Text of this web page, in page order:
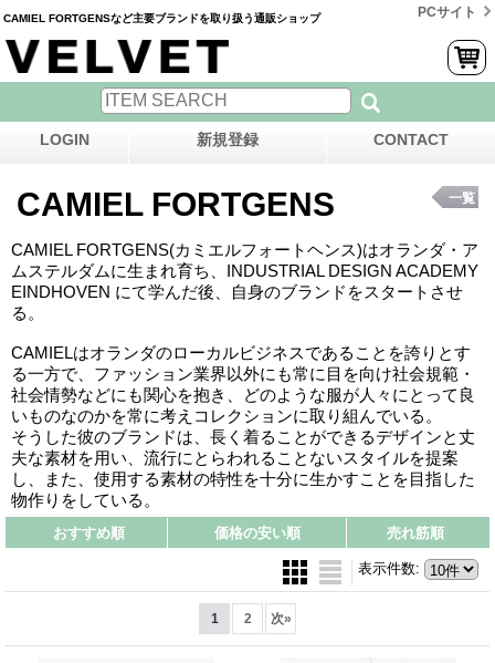
CAMIEL FORTGENSなど主要ブランドを取り扱う通販ショップ PCサイト
LOGIN 新規登録 CONTACT
CAMIEL FORTGENS
CAMIEL FORTGENS(カミエルフォートヘンス)はオランダ・ア
ムステルダムに生まれ育ち、INDUSTRIAL DESIGN ACADEMY
EINDHOVEN にて学んだ後、自身のブランドをスタートさせ
る。
CAMIELはオランダのローカルビジネスであることを誇りとす
る一方で、ファッション業界以外にも常に目を向け社会規範・
社会情勢などにも関心を抱き、どのような服が人々にとって良
いものなのかを常に考えコレクションに取り組んでいる。
そうした彼のブランドは、長く着ることができるデザインと丈
夫な素材を用い、流行にとらわれることないスタイルを提案
し、また、使用する素材の特性を十分に生かすことを目指した
物作りをしている。
一覧
おすすめ順 価格の安い順 売れ筋順
表示件数:
1 2 次»